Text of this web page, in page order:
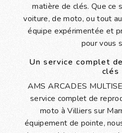
matière de clés. Que ce
voiture, de moto, ou tout
équipe expérimentée et
pour vous
Un service complet
clés
AMS ARCADES
service complet de
moto à Villiers sur
équipement de pointe,